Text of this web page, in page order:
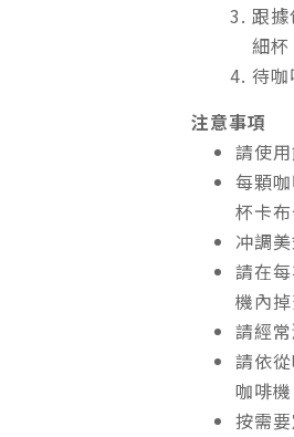
跟
細
待
注意事項
請使
每顆
杯卡
冲調
請在
機內
請經
請依
咖啡機
按需